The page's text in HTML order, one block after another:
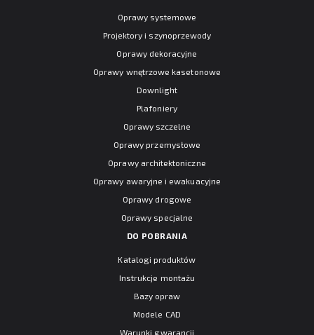
Oprawy systemowe
Projektory i szynoprzewody
Oprawy dekoracyjne
Oprawy wnętrzowe kasetonowe
Downlight
Plafoniery
Oprawy szczelne
Oprawy przemysłowe
Oprawy architektoniczne
Oprawy awaryjne i ewakuacyjne
Oprawy drogowe
Oprawy specjalne
DO POBRANIA
Katalogi produktów
Instrukcje montażu
Bazy opraw
Modele CAD
Warunki gwarancji